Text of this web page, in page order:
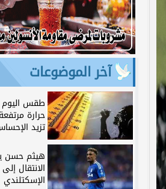
آخر الموضوعات
طقس اليوم
حرارة
تزيد
هيثم حسن
الانتقال
الإسكتلندي